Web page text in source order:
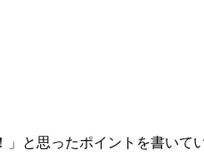
と思ったポイントを書いて